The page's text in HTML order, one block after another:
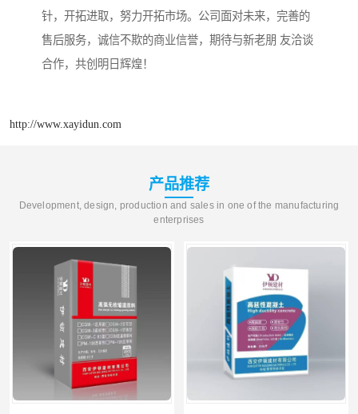
针，开拓进取，努力开拓市场。公司面对未来，完善的
售后服务，诚信不欺的商业信誉，期待与新老朋 友洽谈
合作，共创明日辉煌！
http://www.xayidun.com
产品推荐
Development, design, production and sales in one of the manufacturing
enterprises